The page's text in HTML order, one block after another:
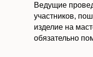
Ведущие
участников,
изделие на
обязательно